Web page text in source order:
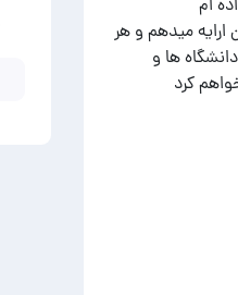
ارایه میدهم و هر
ها و
کرد